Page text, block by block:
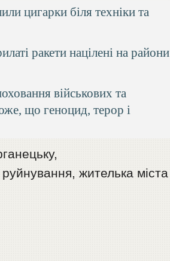
цигарки біля техніки та
ракети націлені на райони
військових та
що геноцид, терор і
жителька міста